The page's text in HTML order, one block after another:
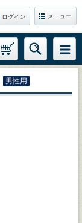
ログイン メニュー
男性用